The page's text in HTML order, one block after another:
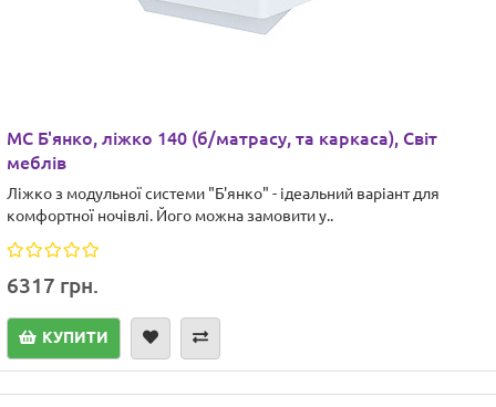
МС Б'янко, ліжко 140 (б/матрасу, та каркаса), Світ
меблів
Ліжко з модульної системи "Б'янко" - ідеальний варіант для
комфортної ночівлі. Його можна замовити у..
6317 грн.
КУПИТИ